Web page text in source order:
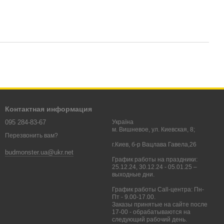
Контактная информация
095 284-83-67
Перезвонить вам?
budmonster.ua@ukr.net
Україна
м. Вишневое, ул. Киевская, 8;
г.Киев, б-р Вацлава Гавела,26
График работы на праздники:
25.12.24, 30.12.24 - 05.01.25 –
выходные дни.
График работы Call-центра: Пн-
Пт - 9.00-17.00.
Заказы принятые на сайте после
17-00 - обрабатываются на
следующий рабочий день.